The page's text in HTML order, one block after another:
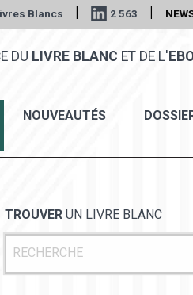
Blancs | 2 563 |
DU LIVRE BLANC ET DE L'
NOUVEAUTÉS
TROUVER UN LIVRE BLANC